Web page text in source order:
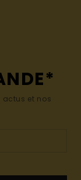
actus et nos